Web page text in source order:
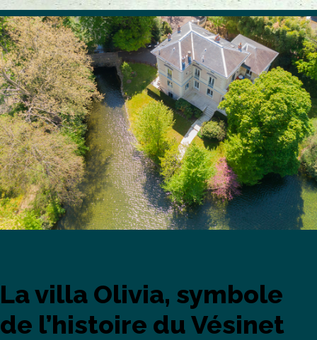
La villa Olivia, symbole
de l’histoire du Vésinet